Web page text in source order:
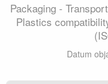
Packaging -
Plastics
Datum